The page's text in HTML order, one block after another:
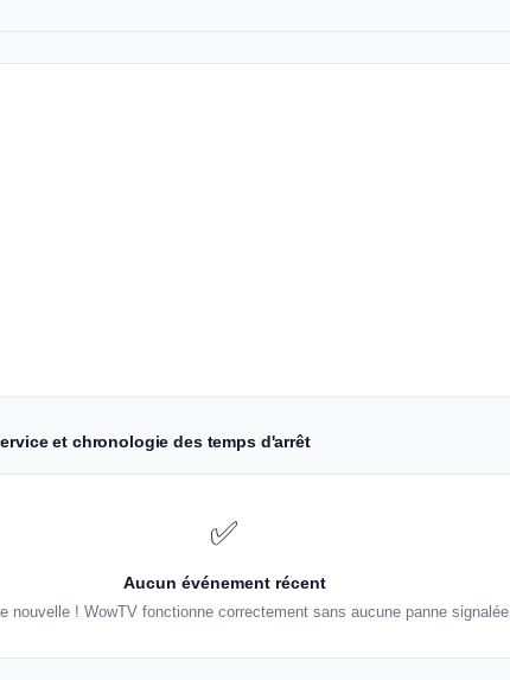
et chronologie des temps d'arrêt
✅
Aucun événement récent
nouvelle ! WowTV fonctionne correctement sans aucune panne signalée.